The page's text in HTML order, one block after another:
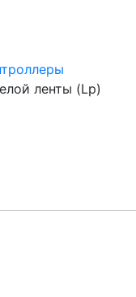
ленты (Lp)